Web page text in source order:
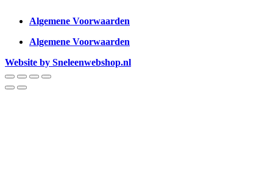
Algemene Voorwaarden
Algemene Voorwaarden
Website by Sneleenwebshop.nl